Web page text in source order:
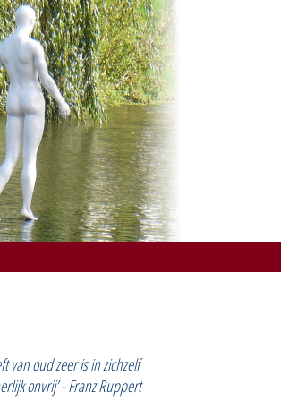
van oud zeer is in zichzelf
onvrij’ - Franz Ruppert